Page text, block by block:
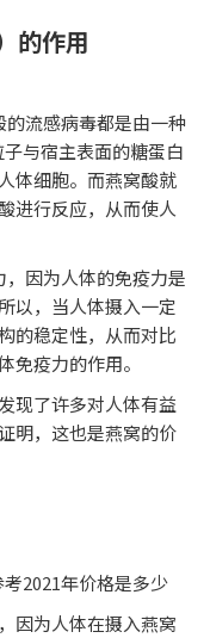
的作用
的流感病毒都是由一种
与宿主表面的糖蛋白
体细胞。而燕窝酸就
进行反应，从而使人
，因为人体的免疫力是
以，当人体摄入一定
的稳定性，从而对比
免疫力的作用。
现了许多对人体有益
明，这也是燕窝的价
因为人体在摄入燕窝